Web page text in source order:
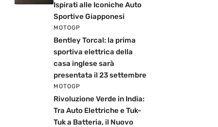
Ispirati alle Iconiche Auto
Sportive Giapponesi
MOTOGP
Bentley Torcal: la prima
sportiva elettrica della
casa inglese sarà
presentata il 23 settembre
MOTOGP
Rivoluzione Verde in India:
Tra Auto Elettriche e Tuk-
Tuk a Batteria, il Nuovo